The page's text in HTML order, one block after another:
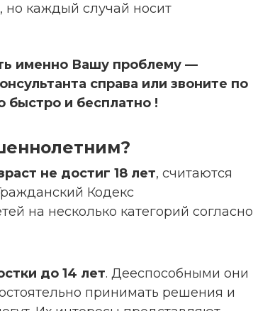
каждый случай носит
именно Вашу проблему —
справа или звоните по
быстро и бесплатно !
не достиг 18 лет, считаются
Кодекс
на несколько категорий согласно
до 14 лет. Дееспособными они
принимать решения и